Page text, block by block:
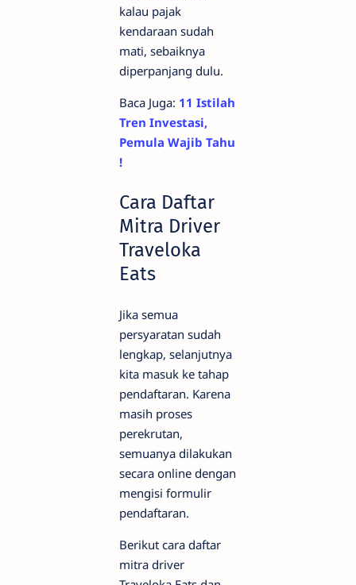
kalau pajak
kendaraan sudah
mati, sebaiknya
diperpanjang dulu.
Baca Juga: 11 Istilah
Tren Investasi,
Pemula Wajib Tahu
!
Cara Daftar
Mitra Driver
Traveloka
Eats
Jika semua
persyaratan sudah
lengkap, selanjutnya
kita masuk ke tahap
pendaftaran. Karena
masih proses
perekrutan,
semuanya dilakukan
secara online dengan
mengisi formulir
pendaftaran.
Berikut cara daftar
mitra driver